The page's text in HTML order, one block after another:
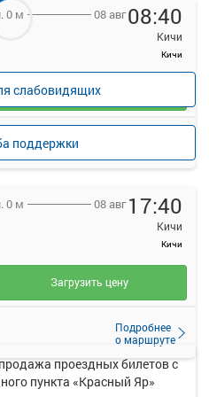
0 м 08 авг08:40
Кичи
Кичи
Загрузить цену
0 м 08 авг 17:40
Кичи
Кичи
Подробнее
о маршруте
Загрузить цену
слабовидящих
поддержки
проездных билетов с
пункта «Красный Яр»